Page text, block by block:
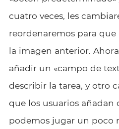
cuatro veces, les
reordenaremos para
la imagen anterior.
añadir un «campo de
describir la tarea, y otro
que los usuarios añadan
podemos jugar un poco